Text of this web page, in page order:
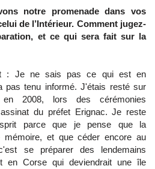
notre promenade dans vos
de l’Intérieur. Comment jugez-
et ce qui sera fait sur la
: Je ne sais pas ce qui est en
pas tenu informé. J'étais resté sur
en 2008, lors des cérémonies
du préfet Erignac. Je reste
parce que je pense que la
mémoire, et que céder encore au
se préparer des lendemains
en Corse qui deviendrait une île